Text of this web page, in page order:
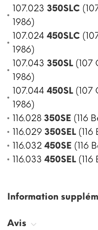
107.023 350SLC
1986)
107.024 450SLC
1986)
107.043 350SL (107
1986)
107.044 450SL (107
1986)
116.028 350SE (116
116.029 350SEL
116.032 450SE (116
116.033 450SEL
Information
Avis